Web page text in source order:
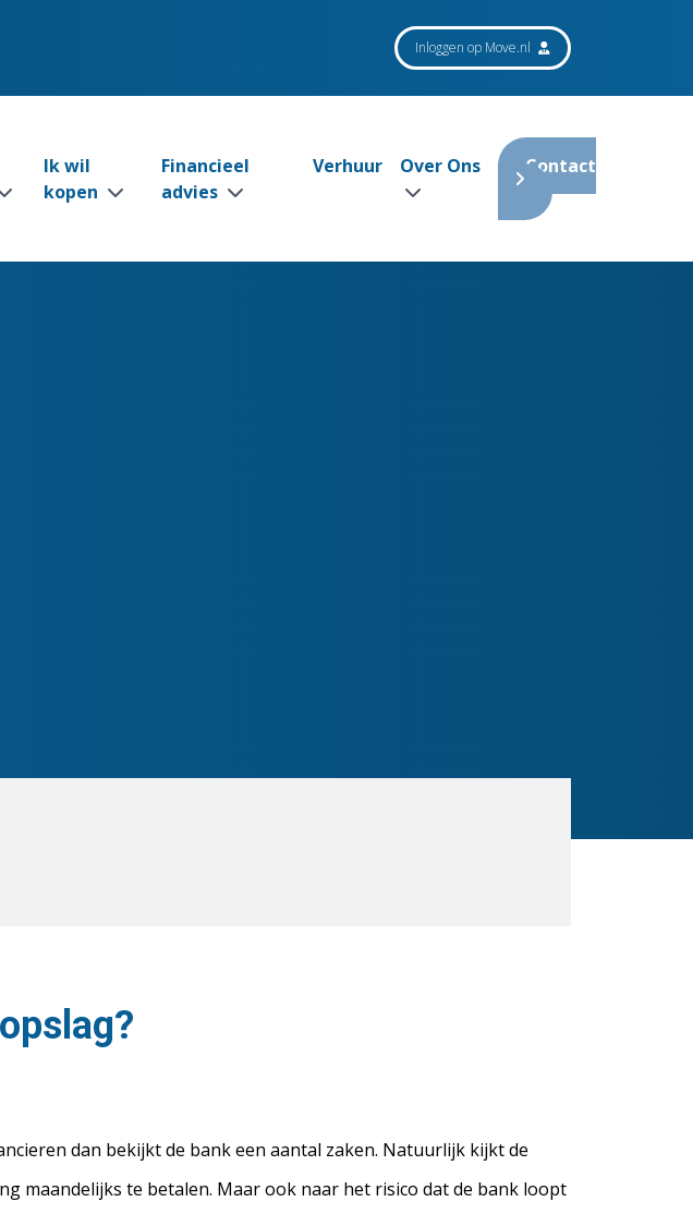
Inloggen op Move.nl
Ik wil
kopen
Financieel
advies
Verhuur Over Ons Contact
dan bekijkt de bank een aantal zaken. Natuurlijk kijkt de
maandelijks te betalen. Maar ook naar het risico dat de bank loopt